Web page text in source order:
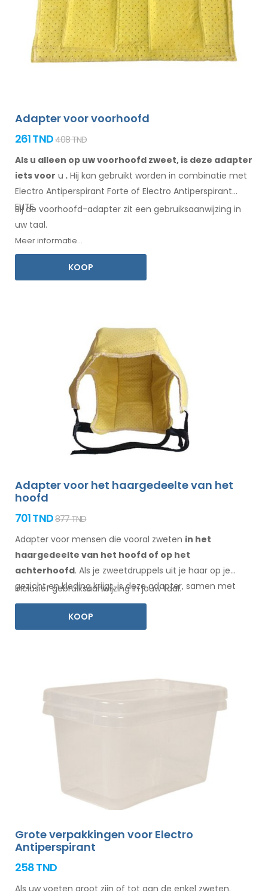
Adapter voor voorhoofd
261 TND408 TND
Als u alleen op uw voorhoofd zweet, is deze adapter
iets voor u . Hij kan gebruikt worden in combinatie met
Electro Antiperspirant Forte of Electro Antiperspirant
ELITE.
Bij de voorhoofd-adapter zit een gebruiksaanwijzing in
uw taal.
Meer informatie...
KOOP
Adapter voor het haargedeelte van het
hoofd
701 TND877 TND
Adapter voor mensen die vooral zweten in het
haargedeelte van het hoofd of op het
achterhoofd. Als je zweetdruppels uit je haar op je
gezichten kledingkrijgt, is deze adapter, samen met
Electro Antiperspirant Forte of Electro Antiperspirant
ELITE, iets voor jou.
Inclusief gebruiksaanwijzing in jouw taal.
KOOP
Grote verpakkingen voor Electro
Antiperspirant
258 TND
Als uw voeten groot zijn of tot aan de enkel zweten.